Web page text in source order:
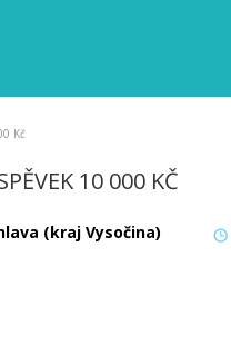
Kč
10 000 KČ
(kraj Vysočina)